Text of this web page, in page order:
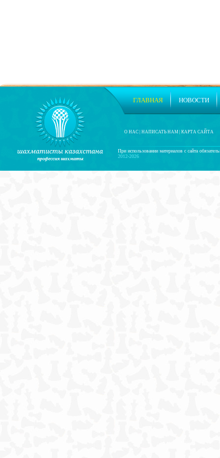
При использовании материалов с сайта
2012-2026
О НАС НАПИСАТЬ НАМ КАРТА САЙТА
ГЛАВНАЯ НОВОСТИ